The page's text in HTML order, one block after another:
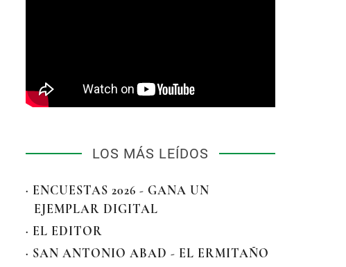
LOS MÁS LEÍDOS
· ENCUESTAS 2026 - GANA UN
EJEMPLAR DIGITAL
· EL EDITOR
· SAN ANTONIO ABAD - EL ERMITAÑO